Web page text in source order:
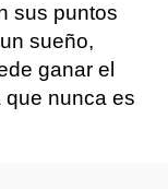
sus puntos
sueño,
ganar el
que nunca es